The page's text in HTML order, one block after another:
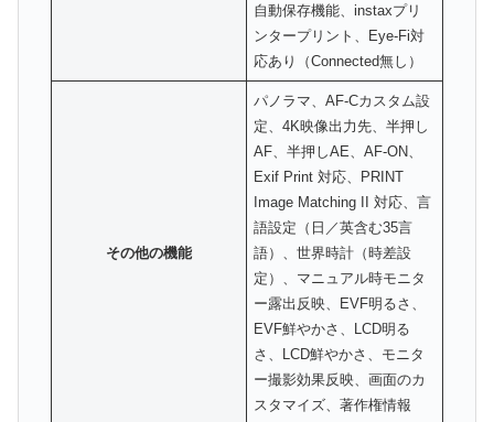
自動保存機能、instaxプリ
ンタープリント、Eye-Fi対
応あり（Connected無し）
その他の機能
パノラマ、AF-Cカスタム設
定、4K映像出力先、半押し
AF、半押しAE、AF-ON、
Exif Print 対応、PRINT
Image Matching II 対応、言
語設定（日／英含む35言
語）、世界時計（時差設
定）、マニュアル時モニタ
ー露出反映、EVF明るさ、
EVF鮮やかさ、LCD明る
さ、LCD鮮やかさ、モニタ
ー撮影効果反映、画面のカ
スタマイズ、著作権情報